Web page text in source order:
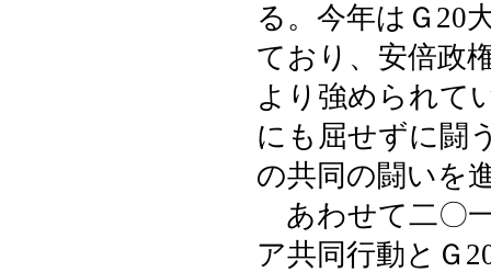
る。今年はＧ20
ており、安倍政
より強められて
にも屈せずに闘
の共同の闘いを
あわせて二〇
ア共同行動とＧ